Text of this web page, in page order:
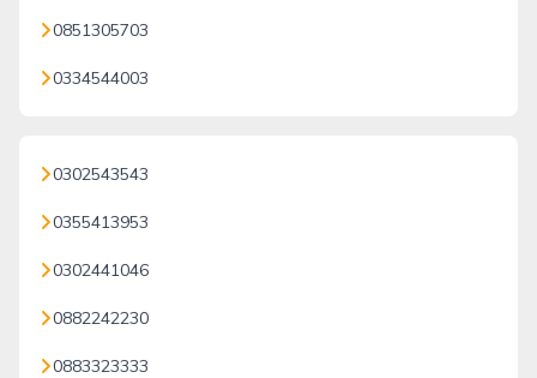
0851305703
0334544003
0302543543
0355413953
0302441046
0882242230
0883323333